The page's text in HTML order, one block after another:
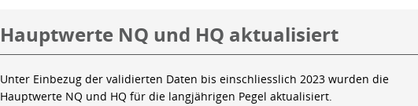
Hauptwerte NQ und HQ aktualisiert
Unter Einbezug der validierten Daten bis einschliesslich 2023 wurden die
Hauptwerte NQ und HQ für die langjährigen Pegel aktualisiert.